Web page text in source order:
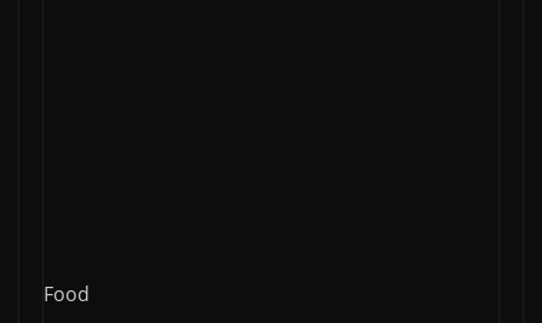
Food